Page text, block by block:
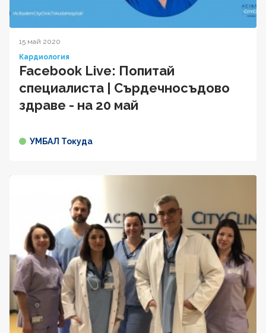
15 май 2020
Кардиология
Facebook Live: Попитай
специалиста | Сърдечносъдово
здраве - на 20 май
УМБАЛ Токуда